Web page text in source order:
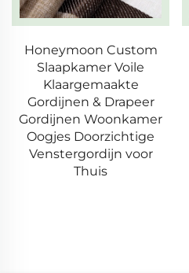
Honeymoon Custom
Slaapkamer Voile
Klaargemaakte
Gordijnen & Drapeer
Gordijnen Woonkamer
Oogjes Doorzichtige
Venstergordijn voor
Thuis